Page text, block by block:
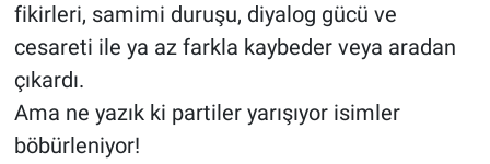
fikirleri, samimi duruşu, diyalog gücü ve
cesareti ile ya az farkla kaybeder veya aradan
çıkardı.
Ama ne yazık ki partiler yarışıyor isimler
böbürleniyor!